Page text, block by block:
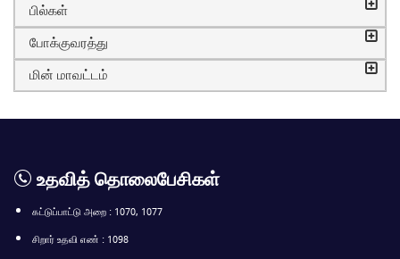
பில்கள்
போக்குவரத்து
மின் மாவட்டம்
உதவித் தொலைபேசிகள்
கட்டுப்பாட்டு அறை : 1070, 1077
சிறார் உதவி எண் : 1098